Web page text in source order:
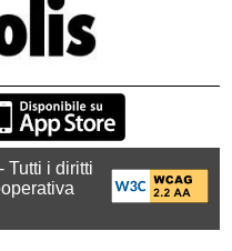
Tutti i diritti